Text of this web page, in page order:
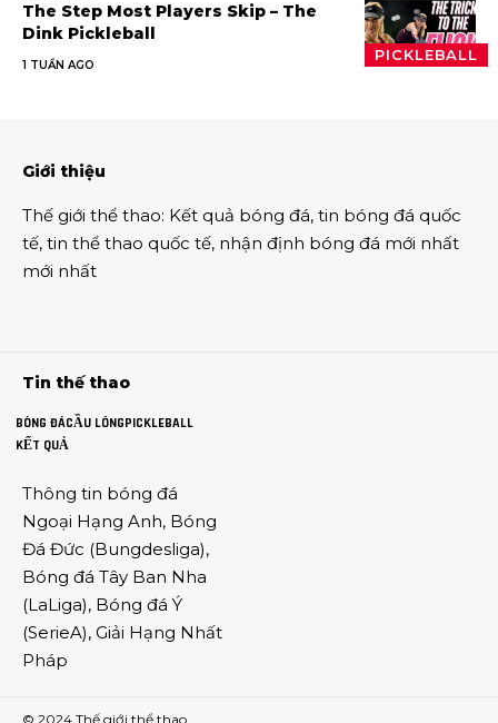
PICKLEBALL
The Step Most Players Skip – The
Dink Pickleball
1 TUẦN AGO
Giới thiệu
Thế giới thể thao: Kết quả bóng đá, tin bóng đá quốc
tế, tin thể thao quốc tế, nhận định bóng đá mới nhất
mới nhất
Tin thế thao
BÓNG ĐÁCẦU LÔNGPICKLEBALL
KẾT QUẢ
Thông tin bóng đá
Ngoại Hạng Anh, Bóng
Đá Đức (Bungdesliga),
Bóng đá Tây Ban Nha
(LaLiga), Bóng đá Ý
(SerieA), Giải Hạng Nhất
Pháp
© 2024 Thế giới thể thao